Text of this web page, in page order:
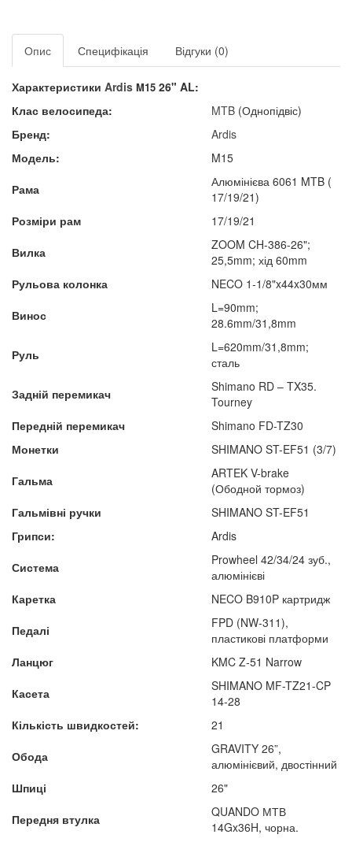
Опис Специфікація Відгуки (0)
Характеристики Ardis M15 26" AL:
Клас велосипеда:
MTB (Однопідвіс)
Бренд:
Ardis
Модель:
M15
Рама
Алюмінієва 6061 MTB (
17/19/21)
Розміри рам
17/19/21
Вилка
ZOOM CH-386-26";
25,5mm; хід 60mm
Рульова колонка
NECO 1-1/8"x44x30мм
Винос
L=90mm;
28.6mm/31,8mm
Руль
L=620mm/31,8mm;
сталь
Задній перемикач
Shimano RD – TX35.
Tourney
Передній перемикач
Shimano FD-TZ30
Монетки
SHIMANO ST-EF51 (3/7)
Гальма
ARTEK V-brake
(Ободной тормоз)
Гальмівні ручки
SHIMANO ST-EF51
Грипси:
Ardis
Система
Prowheel 42/34/24 зуб.,
алюмінієві
Каретка
NECO B910P картридж
Педалі
FPD (NW-311),
пластикові платформи
Ланцюг
KMC Z-51 Narrow
Касета
SHIMANO MF-TZ21-CP
14-28
Кількість швидкостей:
21
Обода
GRAVITY 26”,
алюмінієвий, двостінний
Шпиці
26"
Передня втулка
QUANDO МТВ
14Gx36H, чорна.